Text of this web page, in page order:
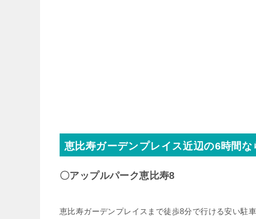
恵比寿ガーデンプレイス近辺の6時間な
〇アップルパーク恵比寿8
恵比寿ガーデンプレイスまで徒歩8分で行ける安い駐車